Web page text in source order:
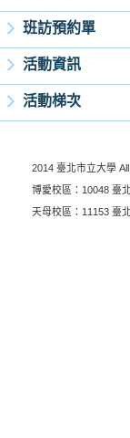
班訪預約單
活動資訊
活動梯次
2014 臺北市立大學
博愛校區：10048 臺
天母校區：11153 臺